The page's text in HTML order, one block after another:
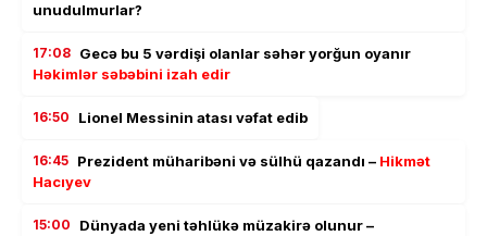
unudulmurlar?
17:08 Gecə bu 5 vərdişi olanlar səhər yorğun oyanır
Həkimlər səbəbini izah edir
16:50 Lionel Messinin atası vəfat edib
16:45 Prezident müharibəni və sülhü qazandı – Hikmət
Hacıyev
15:00
Dünyada yeni təhlükə müzakirə olunur –